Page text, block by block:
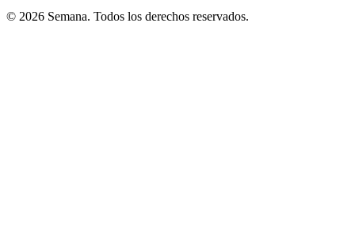
© 2026 Semana. Todos los derechos reservados.